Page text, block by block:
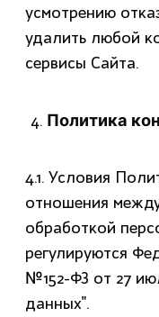
усмотрению
удалить любой
сервисы Сайта.
Политика
4.1. Условия
отношения
обработкой
регулируются
№152-ФЗ от 27
данных".